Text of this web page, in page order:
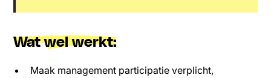
Wat wel werkt:
Maak management participatie verplicht,